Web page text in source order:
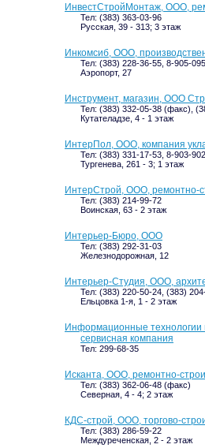
ИнвестСтройМонтаж, ООО,
Тел: (383) 363-03-96
Русская, 39 - 313; 3 этаж
Инкомсиб, ООО,
Тел: (383) 228-36-55, 8-905-
Аэропорт, 27
Инструмент, магазин, ООО
Тел: (383) 332-05-38 (факс),
Кутателадзе, 4 - 1 этаж
ИнтерПол, ООО, компания
Тел: (383) 331-17-53, 8-903-
Тургенева, 261 - 3; 1 этаж
ИнтерСтрой, ООО, ремонтно-
Тел: (383) 214-99-72
Воинская, 63 - 2 этаж
Интерьер-Бюро, ООО
Тел: (383) 292-31-03
Железнодорожная, 12
Интерьер-Студия, ООО,
Тел: (383) 220-50-24, (383)
Ельцовка 1-я, 1 - 2 этаж
Информационные
сервисная компания
Тел: 299-68-35
Исканта, ООО, ремонтно-
Тел: (383) 362-06-48 (факс)
Северная, 4 - 4; 2 этаж
КДС-строй, ООО, торгово-
Тел: (383) 286-59-22
Междуреченская, 2 - 2 этаж